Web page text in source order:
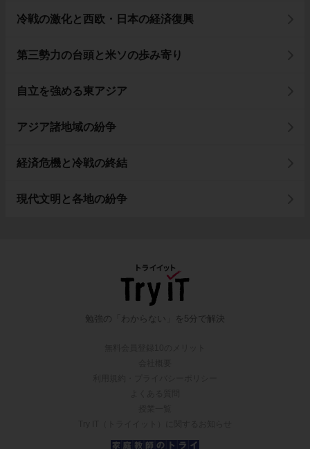
冷戦の激化と西欧・日本の経済復興
第三勢力の台頭と米ソの歩み寄り
自立を強める東アジア
アジア諸地域の紛争
経済危機と冷戦の終結
現代文明と各地の紛争
勉強の「わからない」を5分で解決